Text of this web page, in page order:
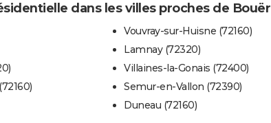
dans les villes proches de Bouër
Vouvray-sur-Huisne (72160)
Lamnay (72320)
Villaines-la-Gonais (72400)
Semur-en-Vallon (72390)
Duneau (72160)